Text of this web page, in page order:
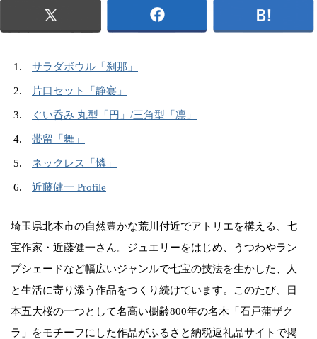
サラダボウル「刹那」
片口セット「静宴」
ぐい呑み 丸型「円」/三角型「凛」
帯留「舞」
ネックレス「憐」
近藤健一 Profile
埼玉県北本市の自然豊かな荒川付近でアトリエを構える、七
宝作家・近藤健一さん。ジュエリーをはじめ、うつわやラン
プシェードなど幅広いジャンルで七宝の技法を生かした、人
と生活に寄り添う作品をつくり続けています。このたび、日
本五大桜の一つとして名高い樹齢800年の名木「石戸蒲ザク
ラ」をモチーフにした作品がふるさと納税返礼品サイトで掲